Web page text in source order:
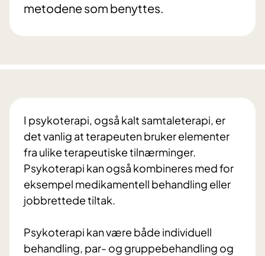
metodene som benyttes.
I psykoterapi, også kalt samtaleterapi, er
det vanlig at terapeuten bruker elementer
fra ulike terapeutiske tilnærminger.
Psykoterapi kan også kombineres med for
eksempel medikamentell behandling eller
jobbrettede tiltak.
Psykoterapi kan være både individuell
behandling, par- og gruppebehandling og